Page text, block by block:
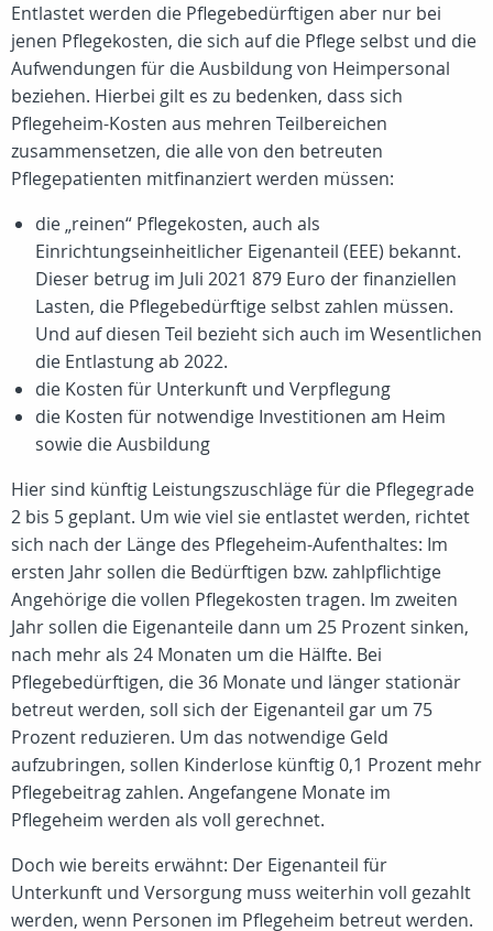
Entlastet werden die Pflegebedürftigen aber nur bei
jenen Pflegekosten, die sich auf die Pflege selbst und die
Aufwendungen für die Ausbildung von Heimpersonal
beziehen. Hierbei gilt es zu bedenken, dass sich
Pflegeheim-Kosten aus mehren Teilbereichen
zusammensetzen, die alle von den betreuten
Pflegepatienten mitfinanziert werden müssen:
die „reinen“ Pflegekosten, auch als
Einrichtungseinheitlicher Eigenanteil (EEE) bekannt.
Dieser betrug im Juli 2021 879 Euro der finanziellen
Lasten, die Pflegebedürftige selbst zahlen müssen.
Und auf diesen Teil bezieht sich auch im Wesentlichen
die Entlastung ab 2022.
die Kosten für Unterkunft und Verpflegung
die Kosten für notwendige Investitionen am Heim
sowie die Ausbildung
Hier sind künftig Leistungszuschläge für die Pflegegrade
2 bis 5 geplant. Um wie viel sie entlastet werden, richtet
sich nach der Länge des Pflegeheim-Aufenthaltes: Im
ersten Jahr sollen die Bedürftigen bzw. zahlpflichtige
Angehörige die vollen Pflegekosten tragen. Im zweiten
Jahr sollen die Eigenanteile dann um 25 Prozent sinken,
nach mehr als 24 Monaten um die Hälfte. Bei
Pflegebedürftigen, die 36 Monate und länger stationär
betreut werden, soll sich der Eigenanteil gar um 75
Prozent reduzieren. Um das notwendige Geld
aufzubringen, sollen Kinderlose künftig 0,1 Prozent mehr
Pflegebeitrag zahlen. Angefangene Monate im
Pflegeheim werden als voll gerechnet.
Doch wie bereits erwähnt: Der Eigenanteil für
Unterkunft und Versorgung muss weiterhin voll gezahlt
werden, wenn Personen im Pflegeheim betreut werden.